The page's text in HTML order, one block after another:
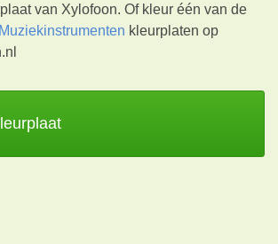
van Xylofoon. Of kleur één van de
Muziekinstrumenten kleurplaten op